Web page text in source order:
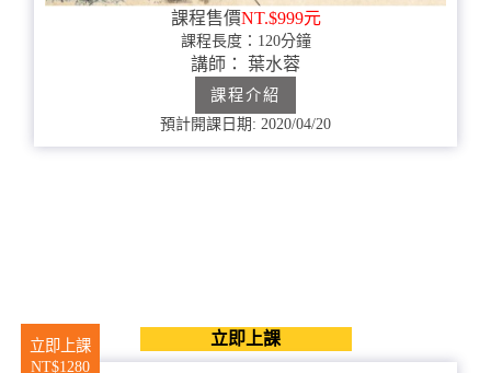
課程售價NT.$999元
課程長度：120分鐘
講師： 葉水蓉
課程介紹
預計開課日期: 2020/04/20
立即上課
NT$1280
立即上課